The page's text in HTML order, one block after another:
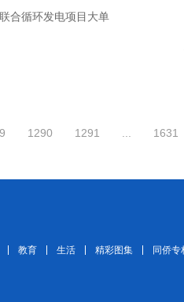
合循环发电项目大单
1290 1291 1631
教育 生活 精彩图集 同侨专